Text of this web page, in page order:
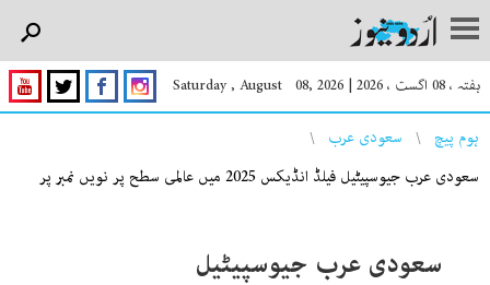
ہفتہ ، 08 اگست ، 2026 |
Saturday , August 08, 2026
You are here
ہوم پیچ
سعودی عرب
سعودی عرب جیوسپیٹیل فیلڈ انڈیکس 2025 میں عالمی سطح پر نویں نمبر پر
سعودی عرب جیوسپیٹیل